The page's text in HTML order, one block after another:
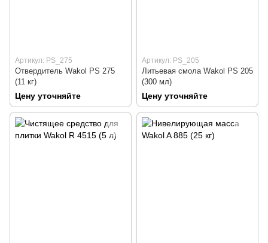
Артикул: PS_275
Отвердитель Wakol PS 275
(11 кг)
Цену уточняйте
Артикул: PS_205
Литьевая смола Wakol PS 205
(300 мл)
Цену уточняйте